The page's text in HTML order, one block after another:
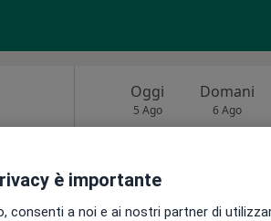
Oggi
5 Ago
Domani
6 Ago
Non ci sono
Chiedi di attivare le
è importante
consenti a noi e ai nostri partner di